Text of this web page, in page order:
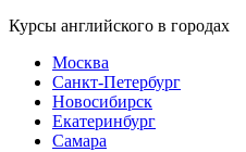
Курсы английского в городах
Москва
Санкт-Петербург
Новосибирск
Екатеринбург
Самара